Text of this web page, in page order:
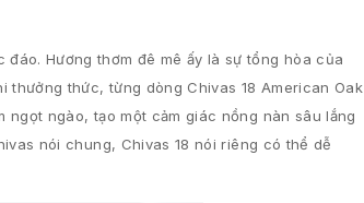
Hương thơm đê mê ấy là sự tổng hòa của
thức, từng dòng Chivas 18 American Oak
ngào, tạo một cảm giác nồng nàn sâu lắng
nói chung, Chivas 18 nói riêng có thể dễ